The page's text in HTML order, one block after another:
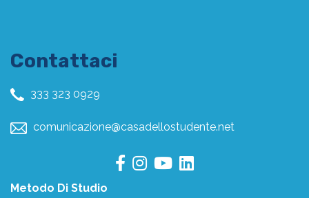
Contattaci
333 323 0929
comunicazione@casadellostudente.net
Metodo Di Studio